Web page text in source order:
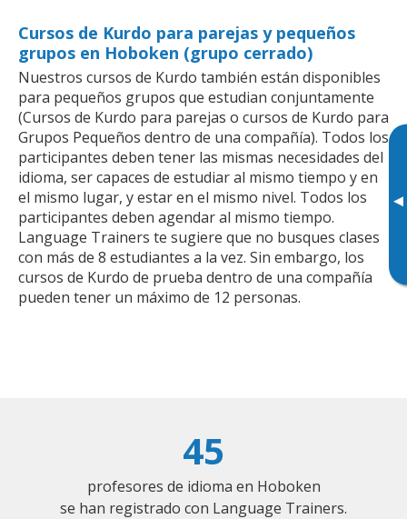
▸
Cursos de Kurdo para parejas y pequeños
grupos en Hoboken (grupo cerrado)
Nuestros cursos de Kurdo también están disponibles
para pequeños grupos que estudian conjuntamente
(Cursos de Kurdo para parejas o cursos de Kurdo para
Grupos Pequeños dentro de una compañía). Todos los
participantes deben tener las mismas necesidades del
idioma, ser capaces de estudiar al mismo tiempo y en
el mismo lugar, y estar en el mismo nivel. Todos los
participantes deben agendar al mismo tiempo.
Language Trainers te sugiere que no busques clases
con más de 8 estudiantes a la vez. Sin embargo, los
cursos de Kurdo de prueba dentro de una compañía
pueden tener un máximo de 12 personas.
45
profesores de idioma en Hoboken
se han registrado con Language Trainers.